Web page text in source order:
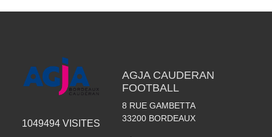
1049494VISITES
AGJA CAUDERAN
FOOTBALL
8 RUE GAMBETTA
33200 BORDEAUX